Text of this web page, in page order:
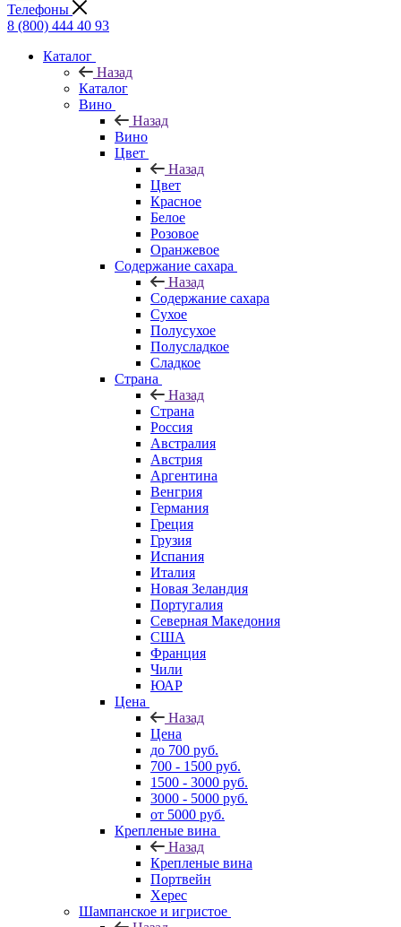
Телефоны
8 (800) 444 40 93
Каталог
Назад
Каталог
Вино
Назад
Вино
Цвет
Назад
Цвет
Красное
Белое
Розовое
Оранжевое
Содержание сахара
Назад
Содержание сахара
Сухое
Полусухое
Полусладкое
Сладкое
Страна
Назад
Страна
Россия
Австралия
Австрия
Аргентина
Венгрия
Германия
Греция
Грузия
Испания
Италия
Новая Зеландия
Португалия
Северная Македония
США
Франция
Чили
ЮАР
Цена
Назад
Цена
до 700 руб.
700 - 1500 руб.
1500 - 3000 руб.
3000 - 5000 руб.
от 5000 руб.
Крепленые вина
Назад
Крепленые вина
Портвейн
Херес
Шампанское и игристое